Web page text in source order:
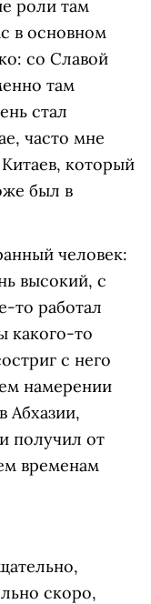
роли там
в основном
со Славой
там
стал
часто мне
который
был в
человек:
высокий, с
то работал
какого-то
с него
намерении
Абхазии,
получил от
временам
скоро,